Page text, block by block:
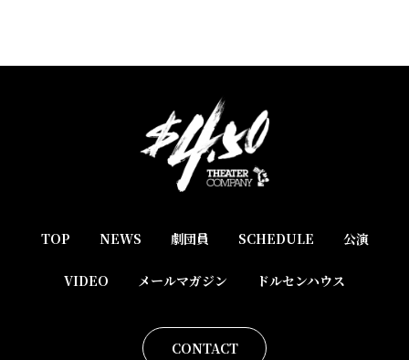
TOP NEWS 劇団員 SCHEDULE 公演
VIDEO メールマガジン ドルセンハウス
CONTACT